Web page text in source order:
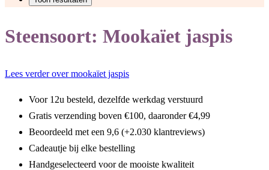
Steensoort: Mookaïet jaspis
Lees verder over mookaïet jaspis
Voor 12u besteld, dezelfde werkdag verstuurd
Gratis verzending boven €100, daaronder €4,99
Beoordeeld met een 9,6 (+2.030 klantreviews)
Cadeautje bij elke bestelling
Handgeselecteerd voor de mooiste kwaliteit